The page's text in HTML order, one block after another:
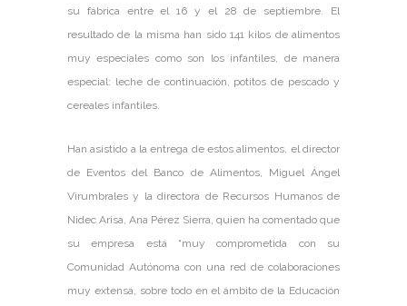
su fábrica entre el 16 y el 28 de septiembre. El
resultado de la misma han sido 141 kilos de alimentos
muy especiales como son los infantiles, de manera
especial: leche de continuación, potitos de pescado y
cereales infantiles.
Han asistido a la entrega de estos alimentos, el director
de Eventos del Banco de Alimentos, Miguel Ángel
Virumbrales y la directora de Recursos Humanos de
Nidec Arisa, Ana Pérez Sierra, quien ha comentado que
su empresa está “muy comprometida con su
Comunidad Autónoma con una red de colaboraciones
muy extensa, sobre todo en el ámbito de la Educación